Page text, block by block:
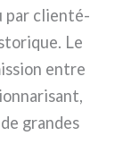
par clien­té­
Le
entre
gran­des